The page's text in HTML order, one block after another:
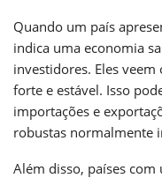
Quando um país
indica uma economia
investidores. Eles
forte e estável. Isso
importações e
robustas normalmente
Além disso, países